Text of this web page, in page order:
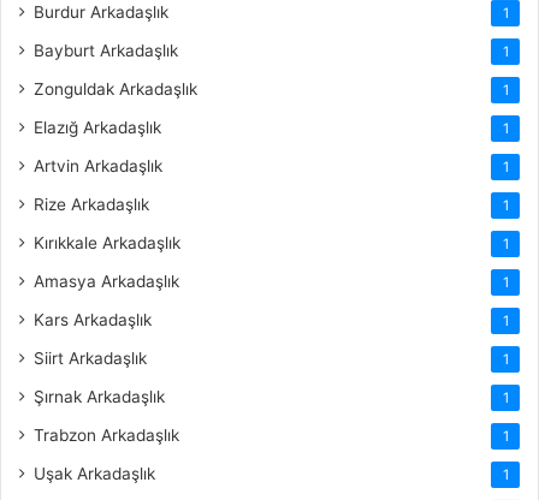
Burdur Arkadaşlık 1
Bayburt Arkadaşlık 1
Zonguldak Arkadaşlık 1
Elazığ Arkadaşlık 1
Artvin Arkadaşlık 1
Rize Arkadaşlık 1
Kırıkkale Arkadaşlık 1
Amasya Arkadaşlık 1
Kars Arkadaşlık 1
Siirt Arkadaşlık 1
Şırnak Arkadaşlık 1
Trabzon Arkadaşlık 1
Uşak Arkadaşlık 1